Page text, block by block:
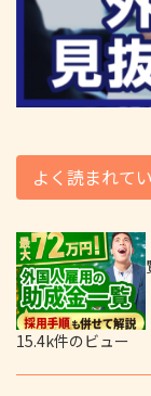
よく読まれて
15.4k件のビュー